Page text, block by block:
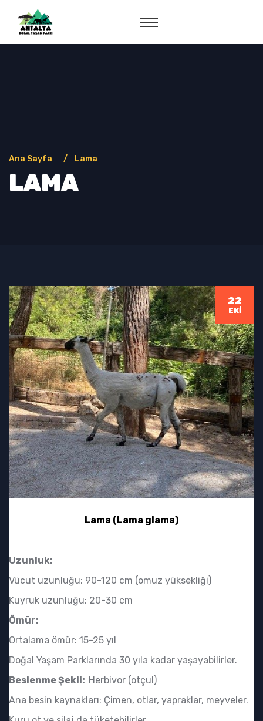
Ana Sayfa Lama
LAMA
22
EKI
Lama (Lama glama)
Uzunluk:
Vücut uzunluğu: 90-120 cm (omuz yüksekliği)
Kuyruk uzunluğu: 20-30 cm
Ömür:
Ortalama ömür: 15-25 yıl
Doğal Yaşam Parklarında 30 yıla kadar yaşayabilirler.
Beslenme Şekli: Herbivor (otçul)
Ana besin kaynakları: Çimen, otlar, yapraklar, meyveler.